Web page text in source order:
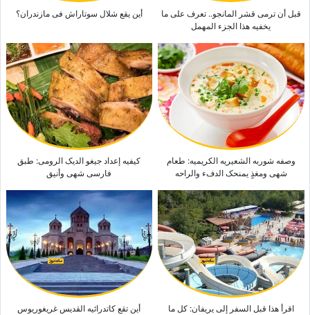
قبل أن ترمی قشر المانجو.. تعرف على ما
یخفیه هذا الجزء المهمل
أین یقع شلال سوتاراش فی مازندران؟
وصفه شوربه الشعیریه الکریمیه: طعام
شهی ومغذٍ یمنحک الدفء والراحه
کیفیه إعداد جیغو الدیک الرومی: طبق
فارسی شهی وأنیق
اقرأ هذا قبل السفر إلى یریفان: کل ما
أین تقع کاتدرائیه القدیس غریغوریوس